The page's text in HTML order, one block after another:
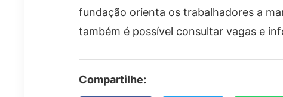
fundação orienta os trabalhadores a
também é possível consultar vagas e
Compartilhe: